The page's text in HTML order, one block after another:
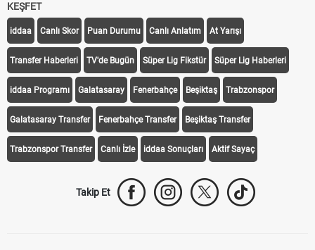
KEŞFET
iddaa Canlı Skor Puan Durumu Canlı Anlatım At Yarışı
Transfer Haberleri TV'de Bugün Süper Lig Fikstür Süper Lig Haberleri
iddaa Programı Galatasaray Fenerbahçe Beşiktaş Trabzonspor
Galatasaray Transfer Fenerbahçe Transfer Beşiktaş Transfer
Trabzonspor Transfer Canlı İzle iddaa Sonuçları Aktif Sayaç
Takip Et